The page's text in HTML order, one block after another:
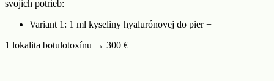
svojich potrieb:
Variant 1: 1 ml kyseliny hyalurónovej do pier +
1 lokalita botulotoxínu → 300 €